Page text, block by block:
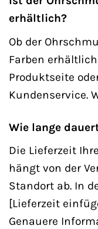
erhältlich?
Ob der
Farben
Produktseite
Kundenservice.
Wie lange
Die Lieferzeit
hängt von der
Standort ab. In
[Lieferzeit
Genauere